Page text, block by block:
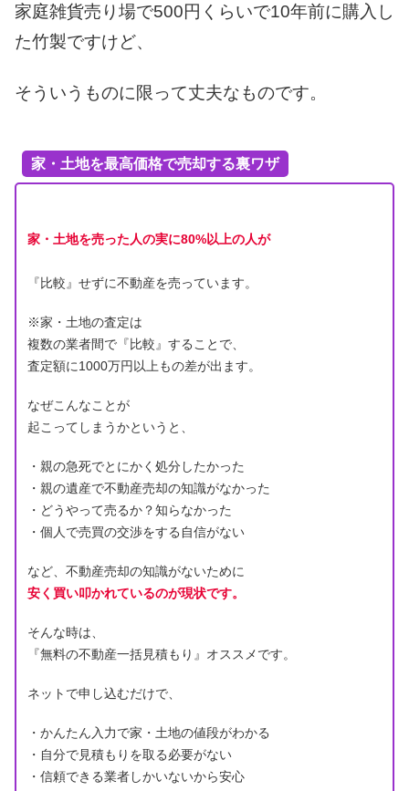
家庭雑貨売り場で500円くらいで10年前に購入し
た竹製ですけど、
そういうものに限って丈夫なものです。
家・土地を最高価格で売却する裏ワザ
家・土地を売った人の実に80%以上の人が
『比較』せずに不動産を売っています。
※家・土地の査定は
複数の業者間で『比較』することで、
査定額に1000万円以上もの差が出ます。
なぜこんなことが
起こってしまうかというと、
・親の急死でとにかく処分したかった
・親の遺産で不動産売却の知識がなかった
・どうやって売るか？知らなかった
・個人で売買の交渉をする自信がない
など、不動産売却の知識がないために
安く買い叩かれているのが現状です。
そんな時は、
『無料の不動産一括見積もり』オススメです。
ネットで申し込むだけで、
・かんたん入力で家・土地の値段がわかる
・自分で見積もりを取る必要がない
・信頼できる業者しかいないから安心